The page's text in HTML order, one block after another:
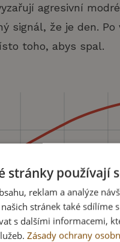
agresivní
signál, že je den. Po
toho, abys spal.
stránky používají
reklam a analýze
stránek také
s dalšími informacemi,
Zásady ochrany